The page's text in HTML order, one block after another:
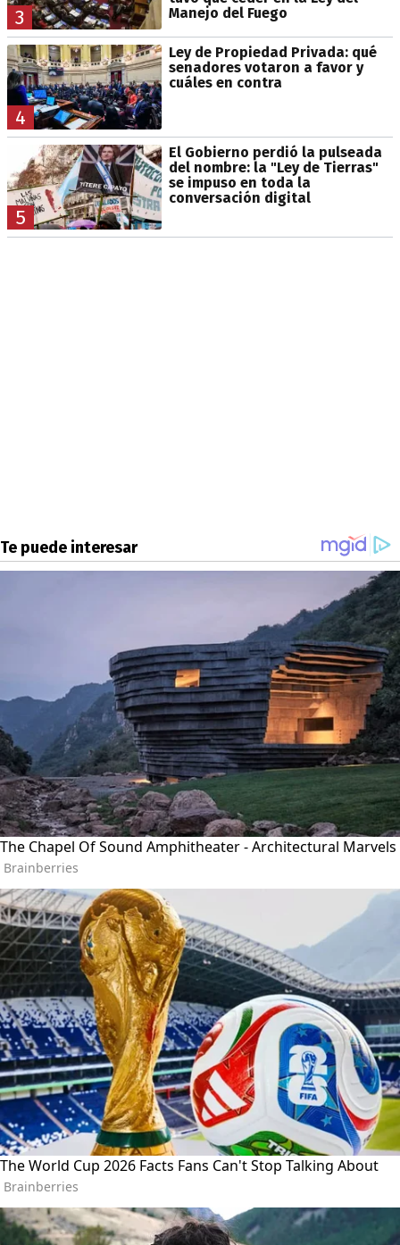
3
Manejo del Fuego
4
Ley de Propiedad Privada: qué
senadores votaron a favor y
cuáles en contra
5
El Gobierno perdió la pulseada
del nombre: la "Ley de Tierras"
se impuso en toda la
conversación digital